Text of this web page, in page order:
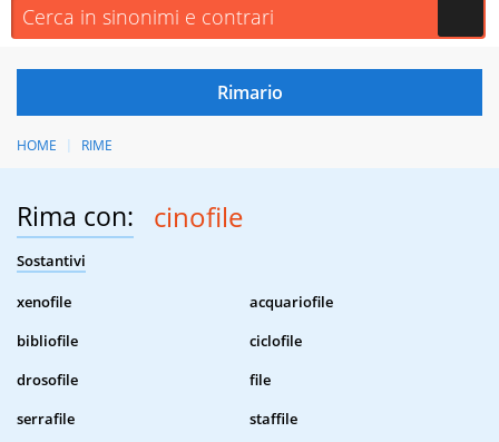
HOME RIME
Rima con: cinofile
Sostantivi
xenofile
acquariofile
bibliofile
ciclofile
drosofile
file
serrafile
staffile